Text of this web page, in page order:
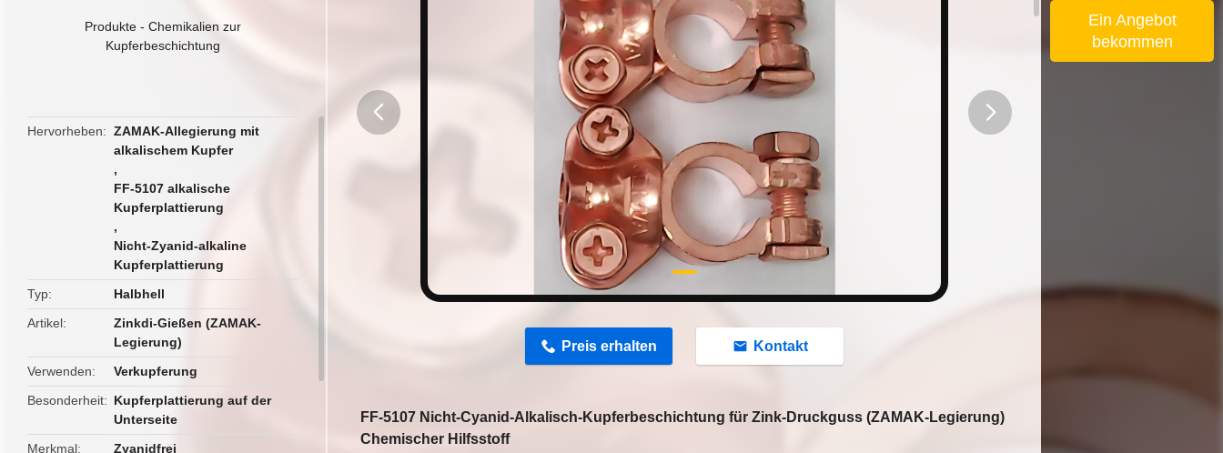
Produkte - Chemikalien zur
Kupferbeschichtung
Hervorheben
ZAMAK-Allegierung mit
alkalischem Kupfer
,
FF-5107 alkalische
Kupferplattierung
,
Nicht-Zyanid-alkaline
Kupferplattierung
Typ
Halbhell
Artikel
Zinkdi-Gießen (ZAMAK-
Legierung)
Verwenden
Verkupferung
Besonderheit
Kupferplattierung auf der
Unterseite
Merkmal
Zyanidfrei
Preis erhalten Kontakt
FF-5107 Nicht-Cyanid-Alkalisch-Kupferbeschichtung für Zink-Druckguss (ZAMAK-Legierung)
Chemischer Hilfsstoff
Ein Angebot
bekommen